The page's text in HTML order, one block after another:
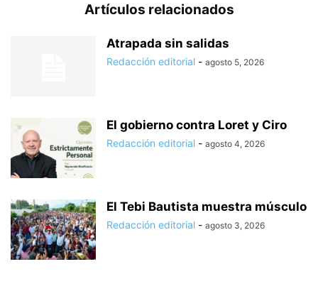
Artículos relacionados
Atrapada sin salidas
Redacción editorial - agosto 5, 2026
El gobierno contra Loret y Ciro
Redacción editorial - agosto 4, 2026
El Tebi Bautista muestra músculo
Redacción editorial - agosto 3, 2026